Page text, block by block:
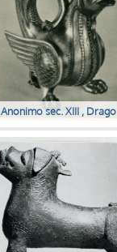
Anonimo sec. XIII , Drago